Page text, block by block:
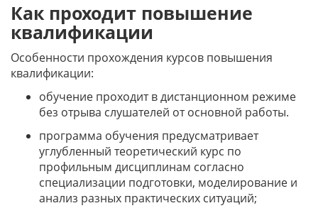
Как проходит повышение
квалификации
Особенности прохождения курсов повышения
квалификации:
обучение проходит в дистанционном режиме
без отрыва слушателей от основной работы.
программа обучения предусматривает
углубленный теоретический курс по
профильным дисциплинам согласно
специализации подготовки, моделирование и
анализ разных практических ситуаций;